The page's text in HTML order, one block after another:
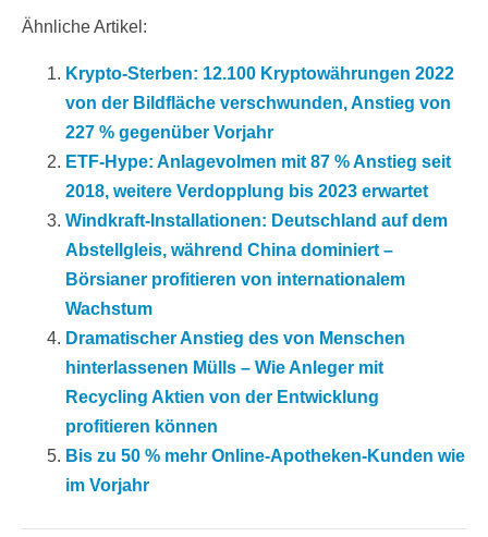
Ähnliche Artikel:
Krypto-Sterben: 12.100 Kryptowährungen 2022
von der Bildfläche verschwunden, Anstieg von
227 % gegenüber Vorjahr
ETF-Hype: Anlagevolmen mit 87 % Anstieg seit
2018, weitere Verdopplung bis 2023 erwartet
Windkraft-Installationen: Deutschland auf dem
Abstellgleis, während China dominiert –
Börsianer profitieren von internationalem
Wachstum
Dramatischer Anstieg des von Menschen
hinterlassenen Mülls – Wie Anleger mit
Recycling Aktien von der Entwicklung
profitieren können
Bis zu 50 % mehr Online-Apotheken-Kunden wie
im Vorjahr